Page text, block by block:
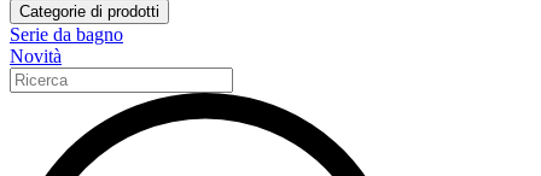
Categorie di prodotti
Serie da bagno
Novità